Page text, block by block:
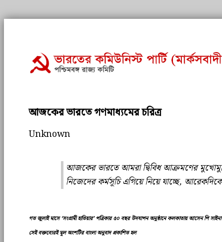
আজকের ভারতে গণমাধ্যমের চরিত্র
Unknown
আজকের ভারতে আমরা দ্বিবিধ আক্রমণের
নিজেদের কর্মসূচি এগিয়ে নিয়ে যাচ্ছে,
গত জুলাই মাসে ‘সংগ্রামী হাতিয়ার’ পত্রিকার ৫০ বছর উদযাপন অনুষ্ঠানে কলকাতায় আসেন পি
সেই বক্তব্যেরই মূল অংশটির বাংলা অনুবাদ প্রকাশিত হল